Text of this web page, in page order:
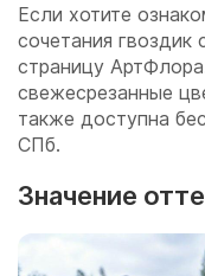
Если хотите
сочетания гвоздик
страницу
свежесрезанные
также доступна
СПб.
Значение